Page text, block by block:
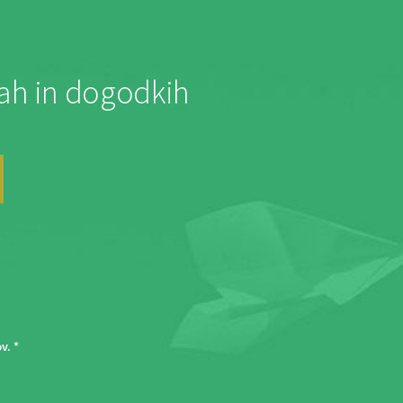
in dogodkih
. *